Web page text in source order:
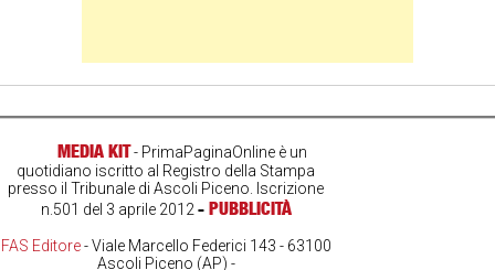
MEDIA KIT- PrimaPaginaOnline è un
quotidiano iscritto al Registro della Stampa
presso il Tribunale di Ascoli Piceno. Iscrizione
n.501 del 3 aprile 2012- PUBBLICITÀ
FAS Editore- Viale Marcello Federici 143 - 63100
Ascoli Piceno (AP) -